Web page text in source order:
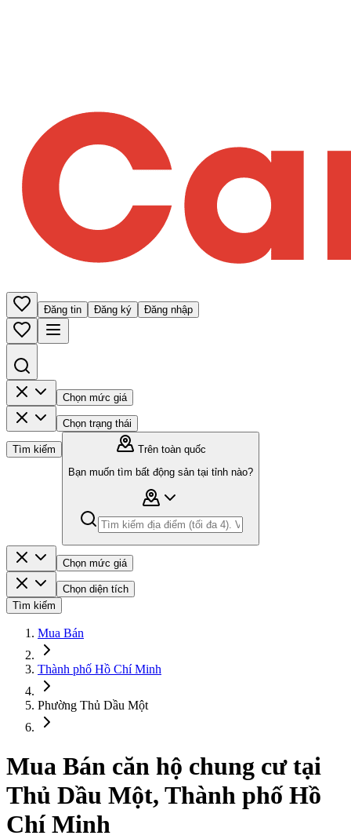
Đăng tin Đăng ký Đăng nhập
Chọn mức giá
Chọn trạng thái
Tìm kiếm
Trên toàn quốc
Bạn muốn tìm bất động sản tại tỉnh nào?
Chọn mức giá
Chọn diện tích
Tìm kiếm
Mua Bán
Thành phố Hồ Chí Minh
Phường Thủ Dầu Một
Mua Bán căn hộ chung cư tại
Thủ Dầu Một, Thành phố Hồ
Chí Minh